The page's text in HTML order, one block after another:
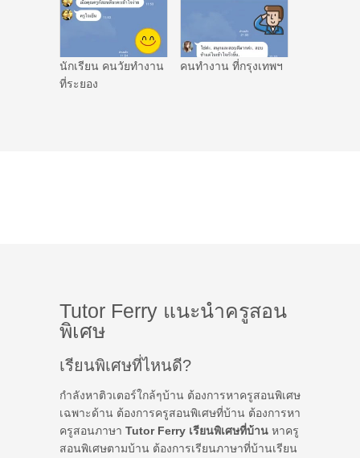
นักเรียน คนวัยทำงาน
ที่ระยอง
คนทำงาน ที่กรุงเทพฯ
Tutor Ferry แนะนำครูสอน
พิเศษ
เรียนพิเศษที่ไหนดี?
กำลังหาติวเตอร์ใกล้ๆบ้าน ต้องการหาครูสอนพิเศษ
เฉพาะด้าน ต้องการครูสอนพิเศษที่บ้าน ต้องการหา
ครูสอนภาษา Tutor Ferry เรียนพิเศษที่บ้าน หาครู
สอนพิเศษตามบ้าน ต้องการเรียนภาษาที่บ้านเรียน